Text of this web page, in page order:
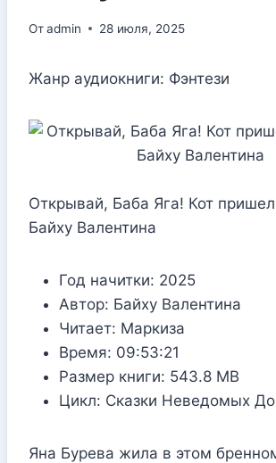
Отadmin 28 июля, 2025
Жанр аудиокниги: Фэнтези
Открывай, Баба Яга! Кот
Байху Валентина
Год начитки: 2025
Автор: Байху Валентина
Читает: Маркиза
Время: 09:53:21
Размер книги: 543.8 MB
Цикл: Сказки Неведомых
Яна Бурева жила в этом